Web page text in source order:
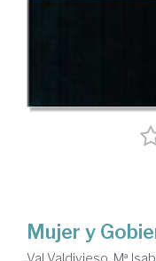
Mujer y